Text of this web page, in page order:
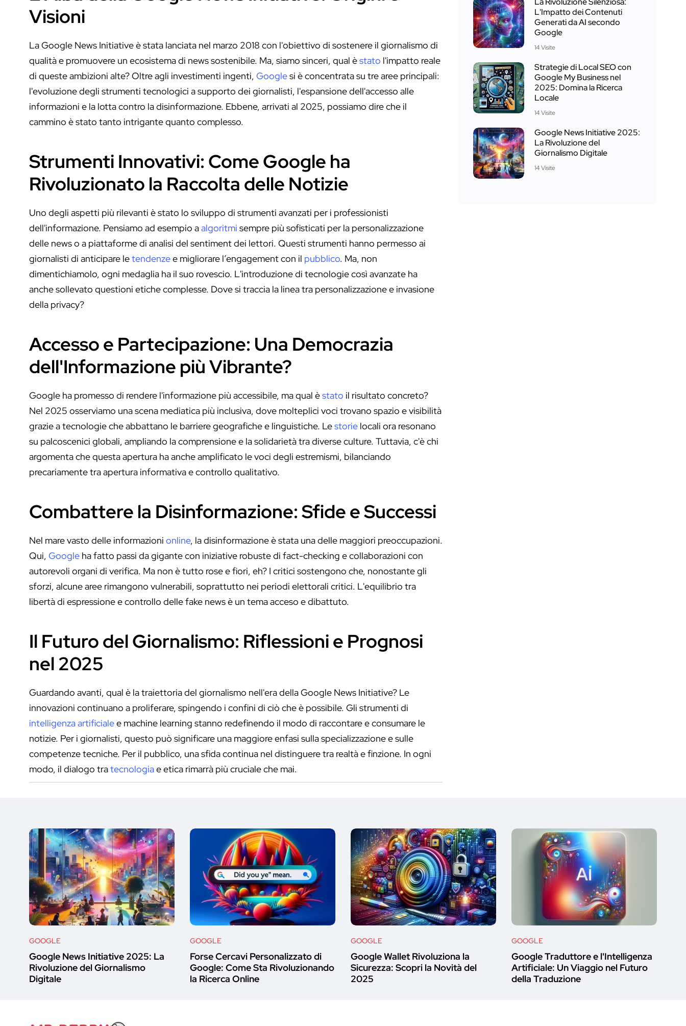
Visioni
La Google News Initiative è stata lanciata nel marzo 2018 con l'obiettivo di sostenere il giornalismo di
qualità e promuovere un ecosistema di news sostenibile. Ma, siamo sinceri, qual èstato l'impatto reale
di queste ambizioni alte? Oltre agli investimenti ingenti, Googlesi è concentrata su tre aree principali:
l'evoluzione degli strumenti tecnologici a supporto dei giornalisti, l'espansione dell'accesso alle
informazioni e la lotta contro la disinformazione. Ebbene, arrivati al 2025, possiamo dire che il
cammino è stato tanto intrigante quanto complesso.
Strumenti Innovativi: Come Google ha
Rivoluzionato la Raccolta delle Notizie
Uno degli aspetti più rilevanti è stato lo sviluppo di strumenti avanzati per i professionisti
dell'informazione. Pensiamo ad esempio aalgoritmi sempre più sofisticati per la personalizzazione
delle news o a piattaforme di analisi del sentiment dei lettori. Questi strumenti hanno permesso ai
giornalisti di anticipare letendenzee migliorare l’engagement con il pubblico. Ma, non
dimentichiamolo, ogni medaglia ha il suo rovescio. L'introduzione di tecnologie così avanzate ha
anche sollevato questioni etiche complesse. Dove si traccia la linea tra personalizzazione e invasione
della privacy?
Accesso e Partecipazione: Una Democrazia
dell'Informazione più Vibrante?
Google ha promesso di rendere l'informazione più accessibile, ma qual èstato il risultato concreto?
Nel 2025 osserviamo una scena mediatica più inclusiva, dove molteplici voci trovano spazio e visibilità
grazie a tecnologie che abbattano le barriere geografiche e linguistiche. Lestorie locali ora resonano
su palcoscenici globali, ampliando la comprensione e la solidarietà tra diverse culture. Tuttavia, c'è chi
argomenta che questa apertura ha anche amplificato le voci degli estremismi, bilanciando
precariamente tra apertura informativa e controllo qualitativo.
Combattere la Disinformazione: Sfide e Successi
Nel mare vasto delle informazioni online, la disinformazione è stata una delle maggiori preoccupazioni.
Qui, Google ha fatto passi da gigante con iniziative robuste di fact-checking e collaborazioni con
autorevoli organi di verifica. Ma non è tutto rose e fiori, eh? I critici sostengono che, nonostante gli
sforzi, alcune aree rimangono vulnerabili, soprattutto nei periodi elettorali critici. L'equilibrio tra
libertà di espressione e controllo delle fake news è un tema acceso e dibattuto.
Il Futuro del Giornalismo: Riflessioni e Prognosi
nel 2025
Guardando avanti, qual è la traiettoria del giornalismo nell'era della Google News Initiative? Le
innovazioni continuano a proliferare, spingendo i confini di ciò che è possibile. Gli strumenti di
intelligenza artificialee machine learning stanno redefinendo il modo di raccontare e consumare le
notizie. Per i giornalisti, questo può significare una maggiore enfasi sulla specializzazione e sulle
competenze tecniche. Per il pubblico, una sfida continua nel distinguere tra realtà e finzione. In ogni
modo, il dialogo tratecnologiae etica rimarrà più cruciale che mai.
L'Impatto dei Contenuti
Generati da AI secondo
Google
14 Visite
Strategie di Local SEO con
Google My Business nel
2025: Domina la Ricerca
Locale
14 Visite
Google News Initiative 2025:
La Rivoluzione del
Giornalismo Digitale
14 Visite
GOOGLE
Google News Initiative 2025: La
Rivoluzione del Giornalismo
Digitale
GOOGLE
Forse Cercavi Personalizzato di
Google: Come Sta Rivoluzionando
la Ricerca Online
GOOGLE
Google Wallet Rivoluziona la
Sicurezza: Scopri la Novità del
2025
GOOGLE
Google Traduttore e l'Intelligenza
Artificiale: Un Viaggio nel Futuro
della Traduzione